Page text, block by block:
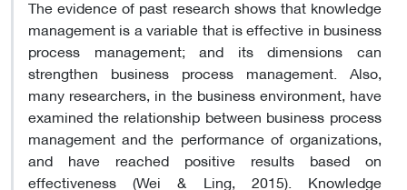
The evidence of past research shows that knowledge
management is a variable that is effective in business
process management; and its dimensions can
strengthen business process management. Also,
many researchers, in the business environment, have
examined the relationship between business process
management and the performance of organizations,
and have reached positive results based on
effectiveness (Wei & Ling, 2015). Knowledge